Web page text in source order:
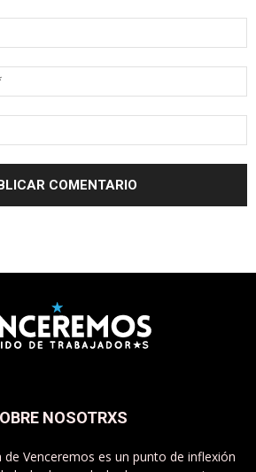
NOSOTRXS
Venceremos es un punto de inflexión